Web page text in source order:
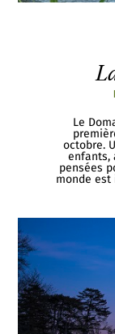
Le
octobre.
enfants,
pensées
monde est